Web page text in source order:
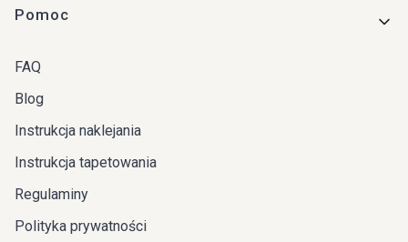
Linki w stopce
Pomoc
FAQ
Blog
Instrukcja naklejania
Instrukcja tapetowania
Regulaminy
Polityka prywatności